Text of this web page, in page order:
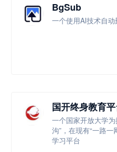
BgSub
一个使用AI技术自
国开终身教育
一个国家开放大学
沟”，在现有“一路
学习平台